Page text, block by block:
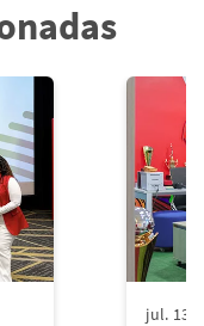
jul. 13,